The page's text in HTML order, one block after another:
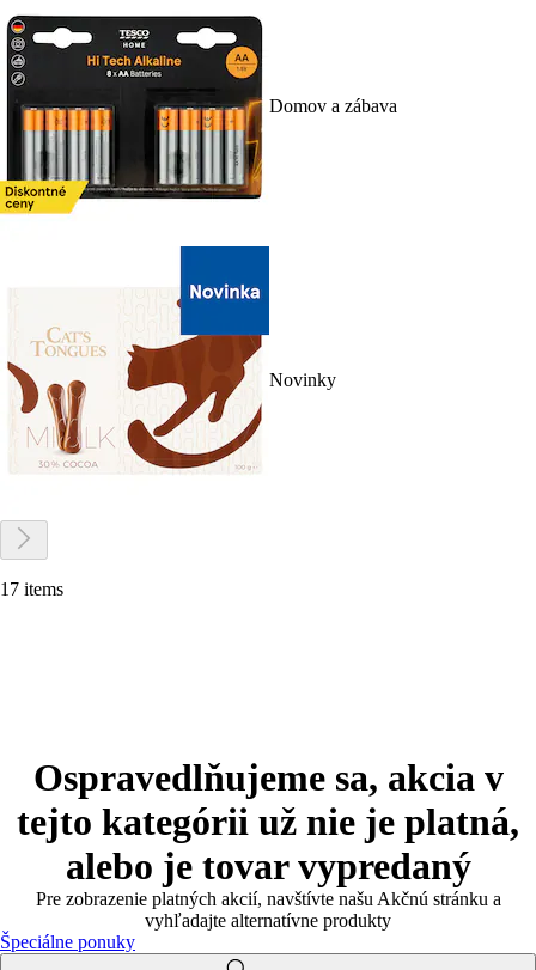
Domov a zábava
Novinky
17 items
Ospravedlňujeme sa, akcia v
tejto kategórii už nie je platná,
alebo je tovar vypredaný
Pre zobrazenie platných akcií, navštívte našu Akčnú stránku a
vyhľadajte alternatívne produkty
Špeciálne ponuky